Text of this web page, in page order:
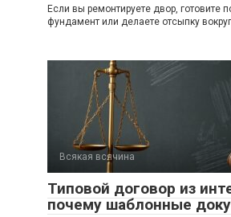
Если вы ремонтируете двор, готовите
фундамент или делаете отсыпку
Всякая всячина
Типовой договор из
почему шаблонные